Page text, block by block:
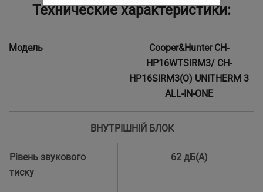
Технические характеристики:
Модель
Cooper&Hunter CH-
HP16WTSIRM3/ CH-
HP16SIRM3(O) UNITHERM 3
ALL-IN-ONE
ВНУТРІШНІЙ БЛОК
Рівень звукового
тиску
62 дБ(А)